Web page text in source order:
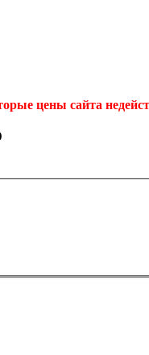
цены сайта